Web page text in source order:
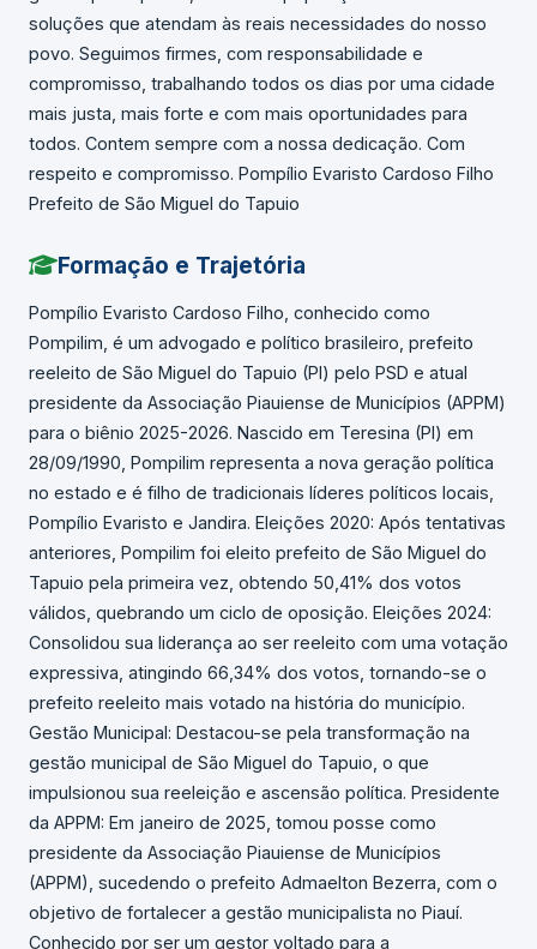
soluções que atendam às reais necessidades do nosso
povo. Seguimos firmes, com responsabilidade e
compromisso, trabalhando todos os dias por uma cidade
mais justa, mais forte e com mais oportunidades para
todos. Contem sempre com a nossa dedicação. Com
respeito e compromisso. Pompílio Evaristo Cardoso Filho
Prefeito de São Miguel do Tapuio
Formação e Trajetória
Pompílio Evaristo Cardoso Filho, conhecido como
Pompilim, é um advogado e político brasileiro, prefeito
reeleito de São Miguel do Tapuio (PI) pelo PSD e atual
presidente da Associação Piauiense de Municípios (APPM)
para o biênio 2025-2026. Nascido em Teresina (PI) em
28/09/1990, Pompilim representa a nova geração política
no estado e é filho de tradicionais líderes políticos locais,
Pompílio Evaristo e Jandira. Eleições 2020: Após tentativas
anteriores, Pompilim foi eleito prefeito de São Miguel do
Tapuio pela primeira vez, obtendo 50,41% dos votos
válidos, quebrando um ciclo de oposição. Eleições 2024:
Consolidou sua liderança ao ser reeleito com uma votação
expressiva, atingindo 66,34% dos votos, tornando-se o
prefeito reeleito mais votado na história do município.
Gestão Municipal: Destacou-se pela transformação na
gestão municipal de São Miguel do Tapuio, o que
impulsionou sua reeleição e ascensão política. Presidente
da APPM: Em janeiro de 2025, tomou posse como
presidente da Associação Piauiense de Municípios
(APPM), sucedendo o prefeito Admaelton Bezerra, com o
objetivo de fortalecer a gestão municipalista no Piauí.
Conhecido por ser um gestor voltado para a